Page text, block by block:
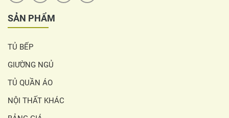
SẢN PHẨM
TỦ BẾP
GIƯỜNG NGỦ
TỦ QUẦN ÁO
NỘI THẤT KHÁC